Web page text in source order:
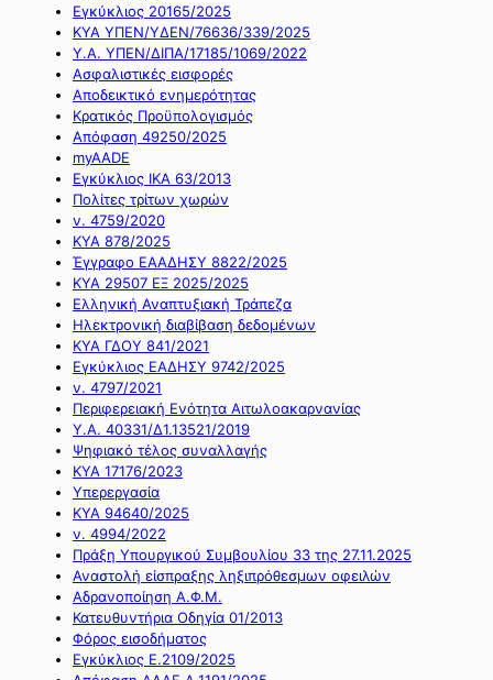
Εγκύκλιος 20165/2025
ΚΥΑ ΥΠΕΝ/ΥΔΕΝ/76636/339/2025
Υ.Α. ΥΠΕΝ/ΔΙΠΑ/17185/1069/2022
Ασφαλιστικές εισφορές
Αποδεικτικό ενημερότητας
Κρατικός Προϋπολογισμός
Απόφαση 49250/2025
myAADE
Εγκύκλιος ΙΚΑ 63/2013
Πολίτες τρίτων χωρών
ν. 4759/2020
ΚΥΑ 878/2025
Έγγραφο ΕΑΑΔΗΣΥ 8822/2025
ΚΥΑ 29507 ΕΞ 2025/2025
Ελληνική Αναπτυξιακή Τράπεζα
Ηλεκτρονική διαβίβαση δεδομένων
ΚΥΑ ΓΔΟΥ 841/2021
Εγκύκλιος ΕΑΔΗΣΥ 9742/2025
ν. 4797/2021
Περιφερειακή Ενότητα Αιτωλοακαρνανίας
Υ.Α. 40331/Δ1.13521/2019
Ψηφιακό τέλος συναλλαγής
ΚΥΑ 17176/2023
Υπερεργασία
ΚΥΑ 94640/2025
ν. 4994/2022
Πράξη Υπουργικού Συμβουλίου 33 της 27.11.2025
Αναστολή είσπραξης ληξιπρόθεσμων οφειλών
Αδρανοποίηση Α.Φ.Μ.
Κατευθυντήρια Οδηγία 01/2013
Φόρος εισοδήματος
Εγκύκλιος Ε.2109/2025